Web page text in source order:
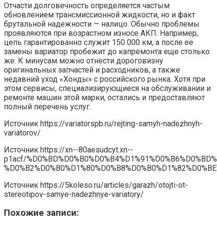
Отчасти долговечность определяется частым
обновлением трансмиссионной жидкости, но и факт
брутальной надежности — налицо. Обычно проблемы
проявляются при возрастном износе АКП. Например,
цепь гарантированно служит 150 000 км, а после ее
замены вариатор пробежит до капремонта еще столько
же. К минусам можно отнести дороговизну
оригинальных запчастей и расходников, а также
недавний уход «Хонды» с российского рынка. Хотя при
этом сервисы, специализирующиеся на обслуживании и
ремонте машин этой марки, остались и предоставляют
полный перечень услуг.
Источник https://variatorspb.ru/rejting-samyh-nadezhnyh-
variatorov/
Источник https://xn--80aesudcyt.xn--
p1acf/
Источник https://5koleso.ru/articles/garazh/otojti-ot-
stereotipov-samye-nadezhnye-variatory/
Похожие записи: